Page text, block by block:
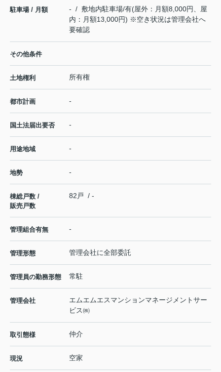
駐車場 / 月額
- / 敷地内駐車場/有(屋外：月額8,000円、屋
内：月額13,000円) ※空き状況は管理会社へ
要確認
その他条件
土地権利 所有権
都市計画 -
国土法届出要否 -
用途地域 -
地勢 -
棟総戸数 /
販売戸数
82戸 / -
管理組合有無 -
管理形態 管理会社に全部委託
管理員の勤務形態 常駐
管理会社
エムエムエスマンションマネージメントサー
ビス㈱
取引態様 仲介
現況 空家